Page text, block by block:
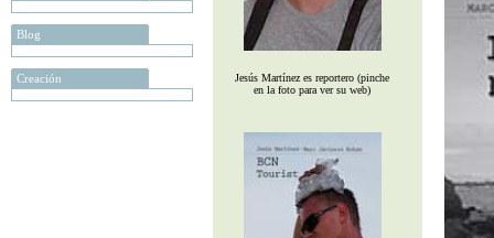
Blog
Creación
Jesús Martínez es reportero (pinche
en la foto para ver su web)